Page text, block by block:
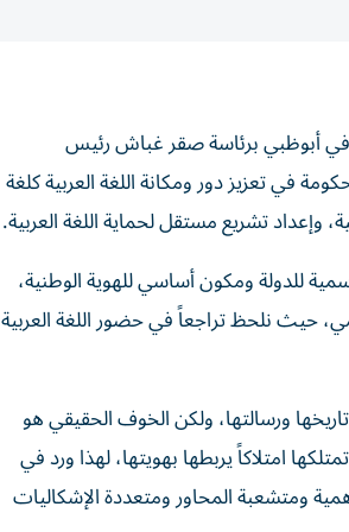
في أبوظبي برئاسة صقر غباش رئيس
في تعزيز دور ومكانة اللغة العربية كلغة
وإعداد تشريع مستقل لحماية اللغة العربية.
للدولة ومكون أساسي للهوية الوطنية،
حيث نلحظ تراجعاً في حضور اللغة العربية
ورسالتها، ولكن الخوف الحقيقي هو
امتلاكاً يربطها بهويتها، لهذا ورد في
ومتشعبة المحاور ومتعددة الإشكاليات